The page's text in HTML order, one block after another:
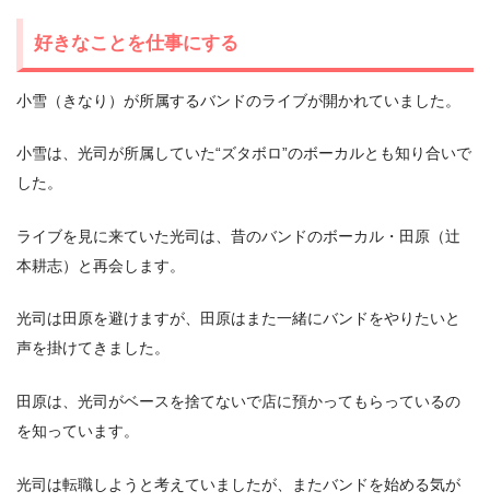
好きなことを仕事にする
小雪（きなり）が所属するバンドのライブが開かれていました。
小雪は、光司が所属していた“ズタボロ”のボーカルとも知り合いで
した。
ライブを見に来ていた光司は、昔のバンドのボーカル・田原（辻
本耕志）と再会します。
光司は田原を避けますが、田原はまた一緒にバンドをやりたいと
声を掛けてきました。
田原は、光司がベースを捨てないで店に預かってもらっているの
を知っています。
光司は転職しようと考えていましたが、またバンドを始める気が